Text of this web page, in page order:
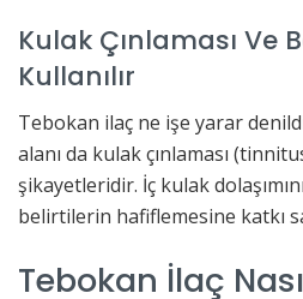
Kulak Çınlaması Ve
Kullanılır
Tebokan ilaç ne işe yarar
alanı da kulak çınlaması
şikayetleridir. İç kulak
belirtilerin hafiflemesine katkı
Tebokan İlaç